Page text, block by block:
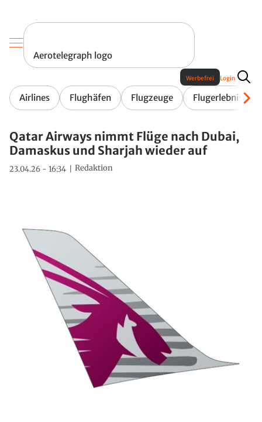
Aerotelegraph logo
Airlines Flughäfen Flugzeuge Flugerlebnis
Werbefrei Login
Qatar Airways nimmt Flüge nach Dubai,
Damaskus und Sharjah wieder auf
23.04.26 - 16:34 Redaktion